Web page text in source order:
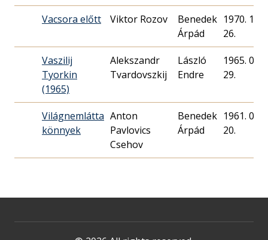
Vacsora előtt Viktor Rozov
Benedek
Árpád
1970. 11.
26.
Vaszilij
Tyorkin
(1965)
Alekszandr
Tvardovszkij
László
Endre
1965. 03.
29.
Világnemlátta
könnyek
Anton
Pavlovics
Csehov
Benedek
Árpád
1961. 02.
20.